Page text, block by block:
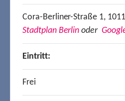
Cora-Berliner-Straße 1,
Stadtplan Berlin oder
Eintritt:
Frei